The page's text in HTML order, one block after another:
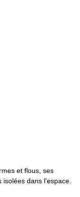
et flous, ses
isolées dans l'espace.